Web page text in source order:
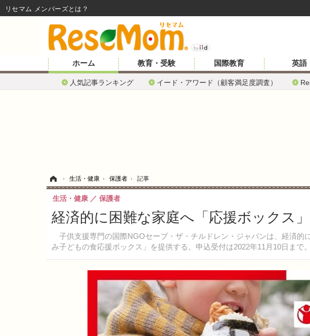
ホーム
人気記事ランキング イード・アワード（顧客満足度調査）
教育・受験 国際教育 英語
› 生活・健康 › 保護者 › 記事
経済的に困難な家庭へ「応援ボックス
子供支援専門の国際NGOセーブ・ザ・チルドレン・ジャパンは、経済的
み子どもの食応援ボックス」を提供する。申込受付は2022年11月10日まで。
生活・健康 保護者
リセマム メンバーズ